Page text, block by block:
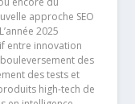
approche SEO
2025
entre innovation
des
des tests et
high-tech de